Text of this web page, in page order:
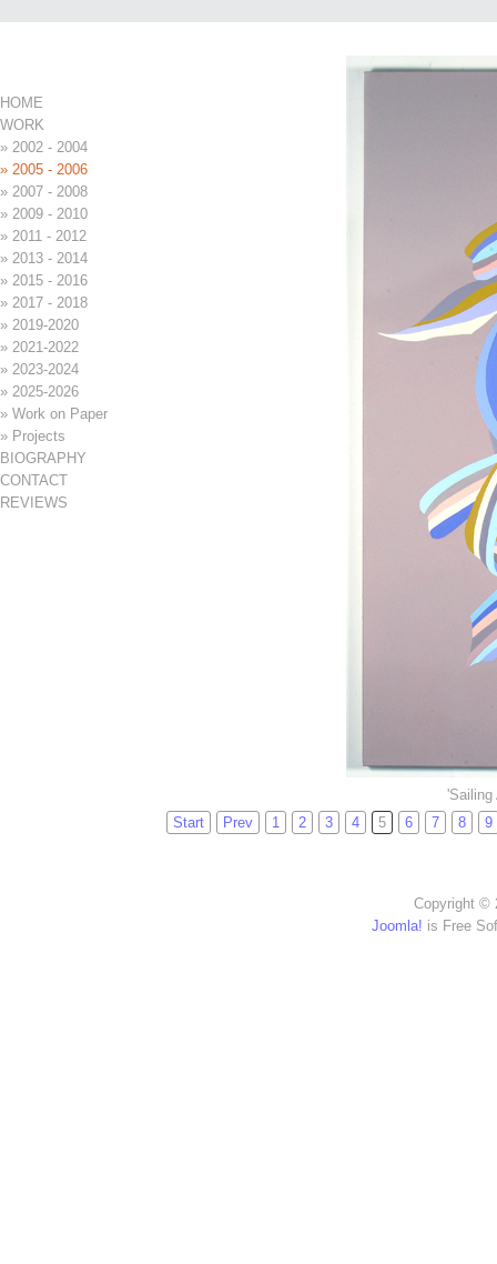
HOME
WORK
» 2002 - 2004
» 2005 - 2006
» 2007 - 2008
» 2009 - 2010
» 2011 - 2012
» 2013 - 2014
» 2015 - 2016
» 2017 - 2018
» 2019-2020
» 2021-2022
» 2023-2024
» 2025-2026
» Work on Paper
» Projects
BIOGRAPHY
CONTACT
REVIEWS
Start
Prev 1 2 3 4 5 6 7 8 9
Copyright ©
Joomla! is Free